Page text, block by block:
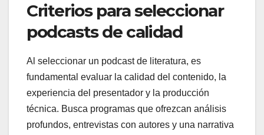
Criterios para seleccionar
podcasts de calidad
Al seleccionar un podcast de literatura, es
fundamental evaluar la calidad del contenido, la
experiencia del presentador y la producción
técnica. Busca programas que ofrezcan análisis
profundos, entrevistas con autores y una narrativa